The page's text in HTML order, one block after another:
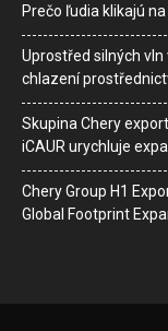
Prečo ľudia klikajú
Uprostřed silných
chlazení
Skupina Chery
iCAUR urychluje
Chery Group H1
Global Footprint